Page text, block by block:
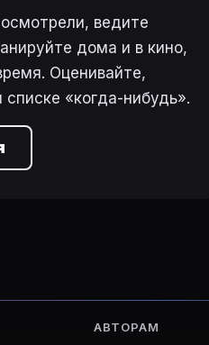
ведите
дома и в кино,
Оценивайте,
«когда-нибудь».
АВТОРАМ